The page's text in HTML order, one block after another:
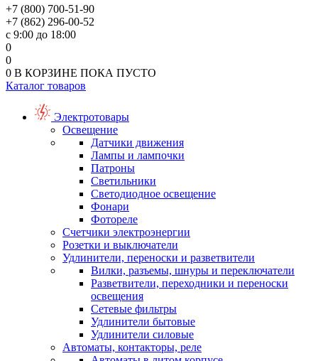
+7 (800) 700-51-90
+7 (862) 296-00-52
с 9:00 до 18:00
0
0
0 В КОРЗИНЕ ПОКА ПУСТО
Каталог товаров
Электротовары
Освещение
Датчики движения
Лампы и лампочки
Патроны
Светильники
Светодиодное освещение
Фонари
Фотореле
Счетчики электроэнергии
Розетки и выключатели
Удлинители, переноски и разветвители
Вилки, разъемы, шнуры и переключатели
Разветвители, переходники и переноски
освещения
Сетевые фильтры
Удлинители бытовые
Удлинители силовые
Автоматы, контакторы, реле